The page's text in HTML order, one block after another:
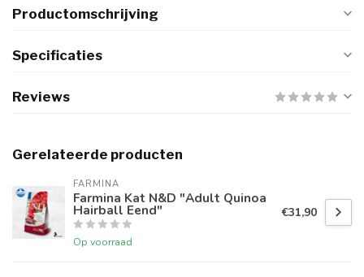
Productomschrijving
Specificaties
Reviews
Gerelateerde producten
FARMINA
Farmina Kat N&D "Adult Quinoa
Hairball Eend"
Op voorraad
€31,90